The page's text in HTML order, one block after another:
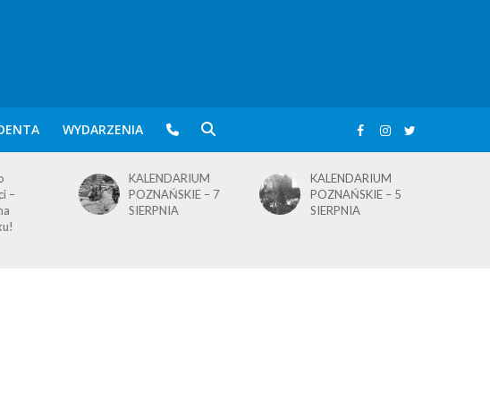
WYDARZENIA
– 7
KALENDARIUM
POZNAŃSKIE – 5
SIERPNIA
KALENDARIUM
POZNAŃSKIE – 4
SIERPNIA